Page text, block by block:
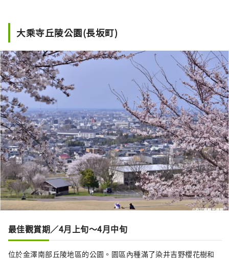
大乘寺丘陵公園(長坂町)
最佳觀賞期／4月上旬～4月中旬
位於金澤南部丘陵地區的公園。園區內種滿了染井吉野櫻花樹和